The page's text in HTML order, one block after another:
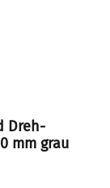
Dreh-
mm grau